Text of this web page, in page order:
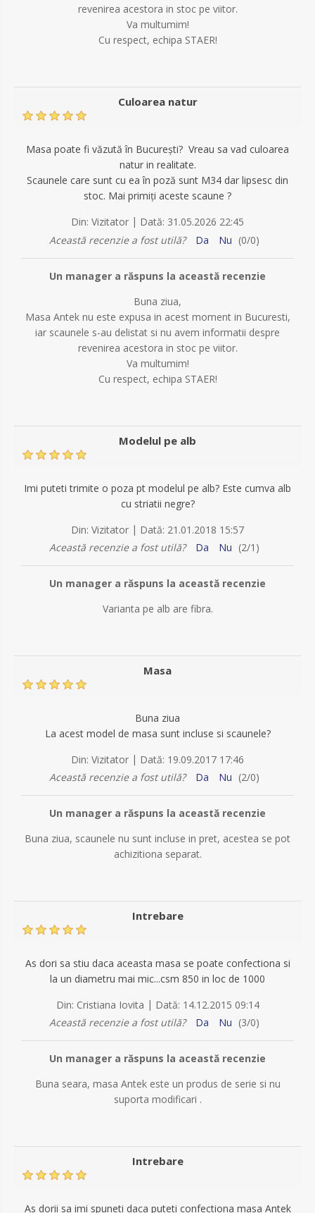
revenirea acestora in stoc pe viitor.
Va multumim!
Cu respect, echipa STAER!
Culoarea natur
Masa poate fi văzută în București? Vreau sa vad culoarea
natur in realitate.
Scaunele care sunt cu ea în poză sunt M34 dar lipsesc din
stoc. Mai primiți aceste scaune ?
Din: Vizitator | Dată: 31.05.2026 22:45
Această recenzie a fost utilă?
Da Nu (0/0)
Un manager a răspuns la această recenzie
Buna ziua,
Masa Antek nu este expusa in acest moment in Bucuresti,
iar scaunele s-au delistat si nu avem informatii despre
revenirea acestora in stoc pe viitor.
Va multumim!
Cu respect, echipa STAER!
Modelul pe alb
Imi puteti trimite o poza pt modelul pe alb? Este cumva alb
cu striatii negre?
Din: Vizitator | Dată: 21.01.2018 15:57
Această recenzie a fost utilă?
Da Nu (2/1 )
Un manager a răspuns la această recenzie
Varianta pe alb are fibra.
Masa
Buna ziua
La acest model de masa sunt incluse si scaunele?
Din: Vizitator | Dată: 19.09.2017 17:46
Această recenzie a fost utilă?
Da Nu (2/0)
Un manager a răspuns la această recenzie
Buna ziua, scaunele nu sunt incluse in pret, acestea se pot
achizitiona separat.
Intrebare
As dori sa stiu daca aceasta masa se poate confectiona si
la un diametru mai mic...csm 850 in loc de 1000
Din: Cristiana Iovita | Dată: 14.12.2015 09:14
Această recenzie a fost utilă?
Da Nu (3/0)
Un manager a răspuns la această recenzie
Buna seara, masa Antek este un produs de serie si nu
suporta modificari .
Intrebare
As dorii sa imi spuneti daca puteti confectiona masa Antek